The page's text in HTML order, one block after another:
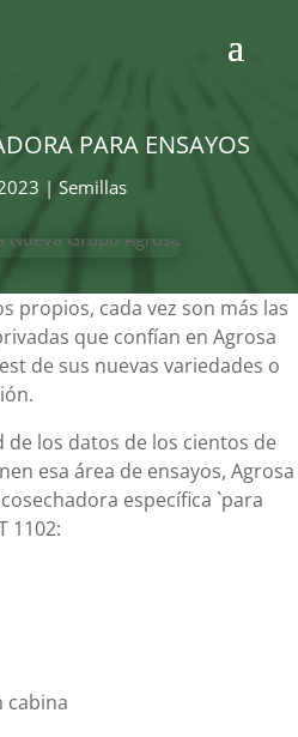
PARA ENSAYOS
| Semillas
propios, cada vez son más las
que confían en Agrosa
de sus nuevas variedades o
los datos de los cientos de
esa área de ensayos, Agrosa
específica `para
1102:
cabina